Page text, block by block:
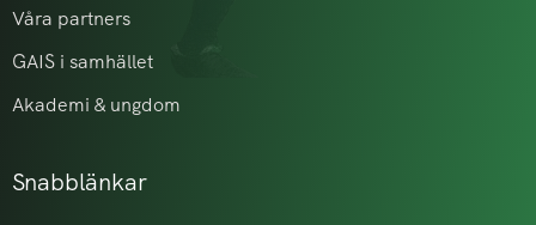
Våra partners
GAIS i samhället
Akademi & ungdom
Snabblänkar